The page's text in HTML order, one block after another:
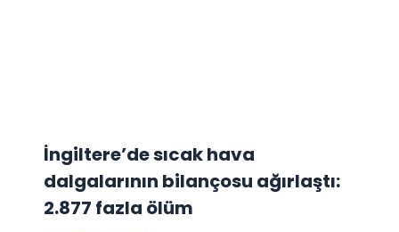
İngiltere’de sıcak hava
dalgalarının bilançosu ağırlaştı:
2.877 fazla ölüm